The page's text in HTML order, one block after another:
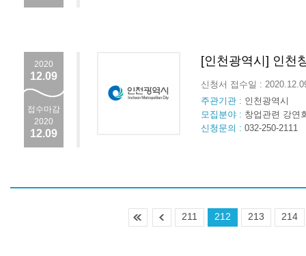
2020
12.09
접수마감
2020
12.09
[인천광역시] 인천
신청서 접수일 :
주관기관 : 인천광역시
모집분야 : 창업관련 강연
신청문의 : 032-250-2111
211 212 213 214